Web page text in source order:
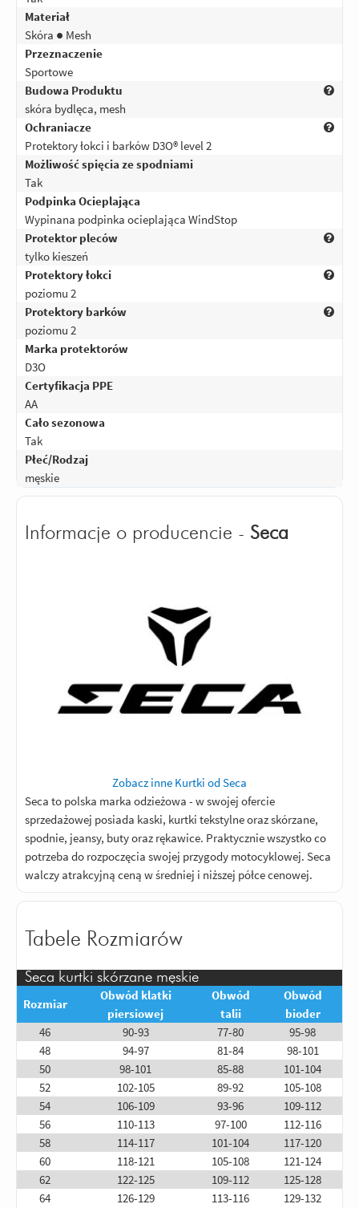
Materiał
Skóra ● Mesh
Przeznaczenie
Sportowe
Budowa Produktu
skóra bydlęca, mesh
Ochraniacze
Protektory łokci i barków D3O® level 2
Możliwość spięcia ze spodniami
Tak
Podpinka Ocieplająca
Wypinana podpinka ocieplająca WindStop
Protektor pleców
tylko kieszeń
Protektory łokci
poziomu 2
Protektory barków
poziomu 2
Marka protektorów
D3O
Certyfikacja PPE
AA
Cało sezonowa
Tak
Płeć/Rodzaj
męskie
Informacje o producencie - Seca
Zobacz inne Kurtki od Seca
Seca to polska marka odzieżowa - w swojej ofercie
sprzedażowej posiada kaski, kurtki tekstylne oraz skórzane,
spodnie, jeansy, buty oraz rękawice. Praktycznie wszystko co
potrzeba do rozpoczęcia swojej przygody motocyklowej. Seca
walczy atrakcyjną ceną w średniej i niższej półce cenowej.
Tabele Rozmiarów
Seca kurtki skórzane męskie
Rozmiar
Obwód klatki
piersiowej
Obwód
talii
Obwód
bioder
46
90-93 77-80
95-98
48
94-97 81-84
98-101
50
98-101 85-88
101-104
52
102-105 89-92
105-108
54
106-109 93-96
109-112
56
110-113 97-100
112-116
58
114-117 101-104
117-120
60
118-121 105-108
121-124
62
122-125 109-112
125-128
64
126-129 113-116 129-132